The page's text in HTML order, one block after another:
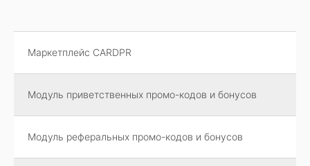
Маркетплейс CARDPR
Модуль приветственных промо-кодов и бонусов
Модуль реферальных промо-кодов и бонусов